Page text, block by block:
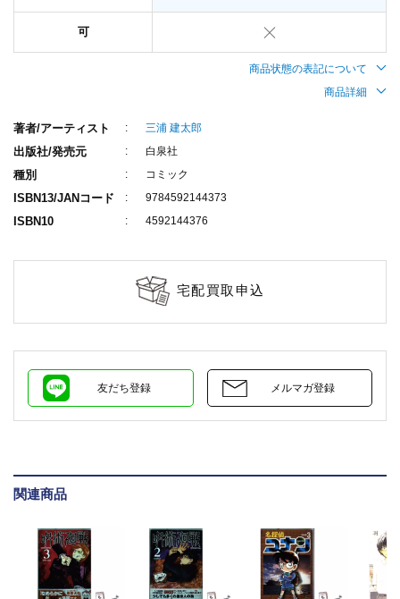
可
商品状態の表記について
商品詳細
著者/アーティスト 三浦 建太郎
出版社/発売元 白泉社
種別 コミック
ISBN13/JANコード 9784592144373
ISBN10 4592144376
宅配買取申込
友だち登録 メルマガ登録
関連商品